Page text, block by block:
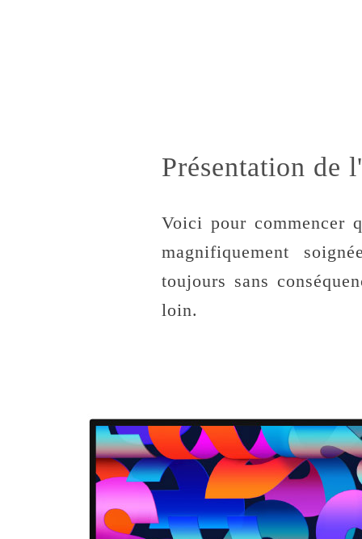
Présentation de
Voici pour commencer
magnifiquement
toujours sans
loin.